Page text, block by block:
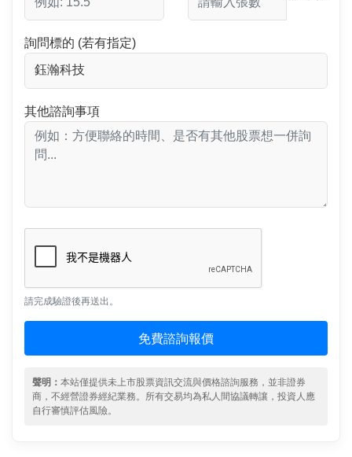
詢問標的 (若有指定)
其他諮詢事項
請完成驗證後再送出。
免費諮詢報價
聲明： 本站僅提供未上市股票資訊交流與價格諮詢服務，並非證券
商，不經營證券經紀業務。所有交易均為私人間協議轉讓，投資人應
自行審慎評估風險。